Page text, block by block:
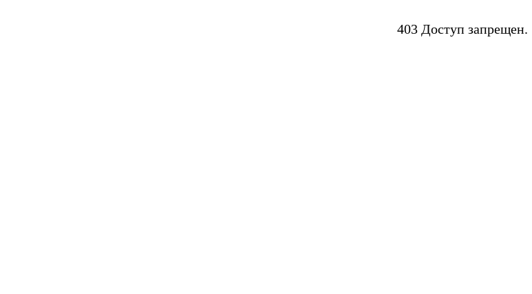
403 Доступ запрещен.